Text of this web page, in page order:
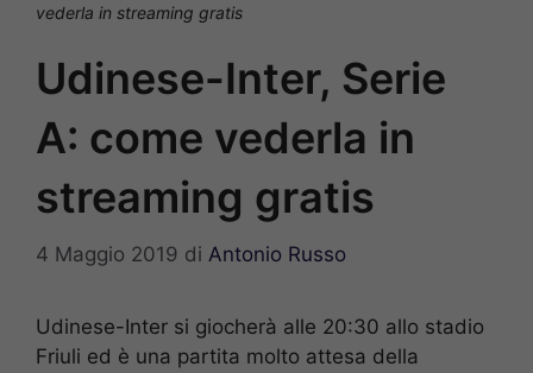
vederla in streaming gratis
Udinese-Inter, Serie
A: come vederla in
streaming gratis
4 Maggio 2019 di Antonio Russo
Udinese-Inter si giocherà alle 20:30 allo stadio
Friuli ed è una partita molto attesa della